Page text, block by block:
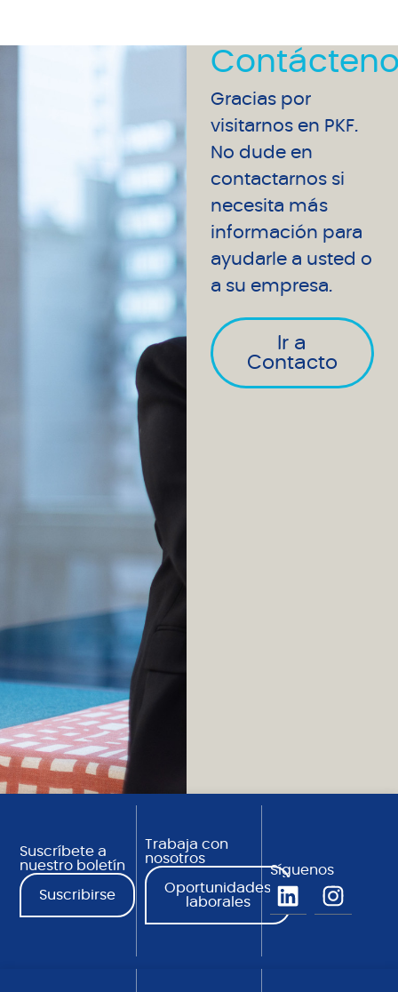
Gracias por
visitarnos en PKF.
No dude en
contactarnos si
necesita más
información para
ayudarle a usted o
a su empresa.
Ir a
Contacto
Suscríbete a
nuestro boletín
Suscribirse
Trabaja con
nosotros
Oportunidades
laborales
Síguenos